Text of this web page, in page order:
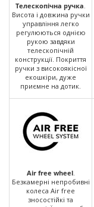
Телескопічна ручка
Висота і довжина ручки
управління легко
регулюються однією
рукою завдяки
телескопічній
конструкції. Покриття
ручки з високоякісної
екошкіри, дуже
приємне на дотик.
Air free wheel.
Безкамерні непробивні
колеса Air free
зносостійкі та